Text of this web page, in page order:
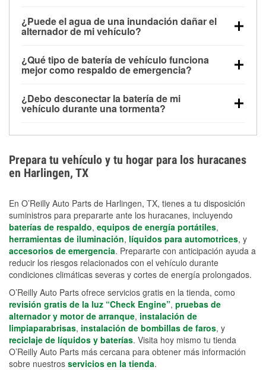
alimentar pequeños accesorios durante un tiempo
limitado, pero el uso repetido sin conducir el vehículo
contar con un equipo de carga de respaldo para
cortes prolongados.
¿Puede el agua de una inundación dañar el
alternador de mi vehículo?
parte baja del compartimento del motor y pueden
dañarse si se sumergen, lo que puede provocar una
días después de la exposición.
¿Qué tipo de batería de vehículo funciona
mejor como respaldo de emergencia?
para aplicaciones de ciclo profundo porque son
selladas, resistentes a las vibraciones y más
¿Debo desconectar la batería de mi
vehículo durante una tormenta?
los daños por inundación. Evitar el agua estancada y
preparar opciones de carga de respaldo son
medidas de protección más efectivas.
Prepara tu vehículo y tu hogar para los huracanes
en Harlingen, TX
En O’Reilly Auto Parts de Harlingen, TX, tienes a tu disposición
suministros para prepararte ante los huracanes, incluyendo
baterías de respaldo, equipos de energía portátiles,
herramientas de iluminación, líquidos para automotrices, y
accesorios de emergencia. Prepararte con anticipación ayuda a
reducir los riesgos relacionados con el vehículo durante
condiciones climáticas severas y cortes de energía prolongados.
O’Reilly Auto Parts ofrece servicios gratis en la tienda, como
revisión gratis de la luz “Check Engine”, pruebas de
alternador y motor de arranque, instalación de
limpiaparabrisas, instalación de bombillas de faros, y
reciclaje de líquidos y baterías. Visita hoy mismo tu tienda
O’Reilly Auto Parts más cercana para obtener más información
sobre nuestros servicios en la tienda.